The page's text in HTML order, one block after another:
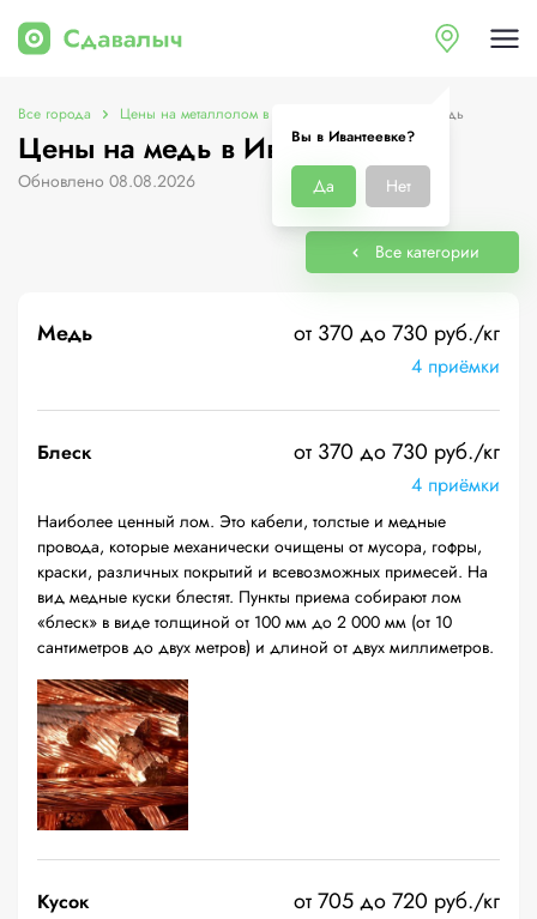
Вы в Ивантеевке?
Да Нет
Все города Цены на металлолом в Ивантеевке Цены на медь
Цены на медь в Ивантеевке
Обновлено 08.08.2026
Все категории
Медь от 370 до 730 руб./кг
4 приёмки
Блеск от 370 до 730 руб./кг
4 приёмки
Наиболее ценный лом. Это кабели, толстые и медные
провода, которые механически очищены от мусора, гофры,
краски, различных покрытий и всевозможных примесей. На
вид медные куски блестят. Пункты приема собирают лом
«блеск» в виде толщиной от 100 мм до 2 000 мм (от 10
сантиметров до двух метров) и длиной от двух миллиметров.
Кусок от 705 до 720 руб./кг